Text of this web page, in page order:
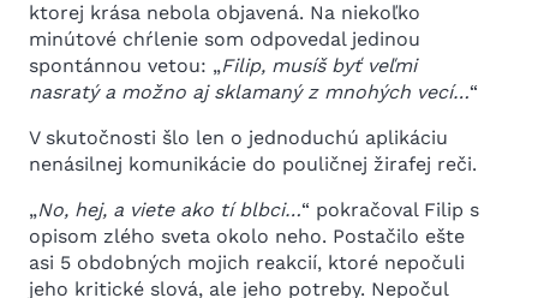
ktorej krása nebola objavená. Na niekoľko
minútové chŕlenie som odpovedal jedinou
spontánnou vetou: „Filip, musíš byť veľmi
nasratý a možno aj sklamaný z mnohých vecí…“
V skutočnosti šlo len o jednoduchú aplikáciu
nenásilnej komunikácie do pouličnej žirafej reči.
„No, hej, a viete ako tí blbci…“ pokračoval Filip s
opisom zlého sveta okolo neho. Postačilo ešte
asi 5 obdobných mojich reakcií, ktoré nepočuli
jeho kritické slová, ale jeho potreby. Nepočul